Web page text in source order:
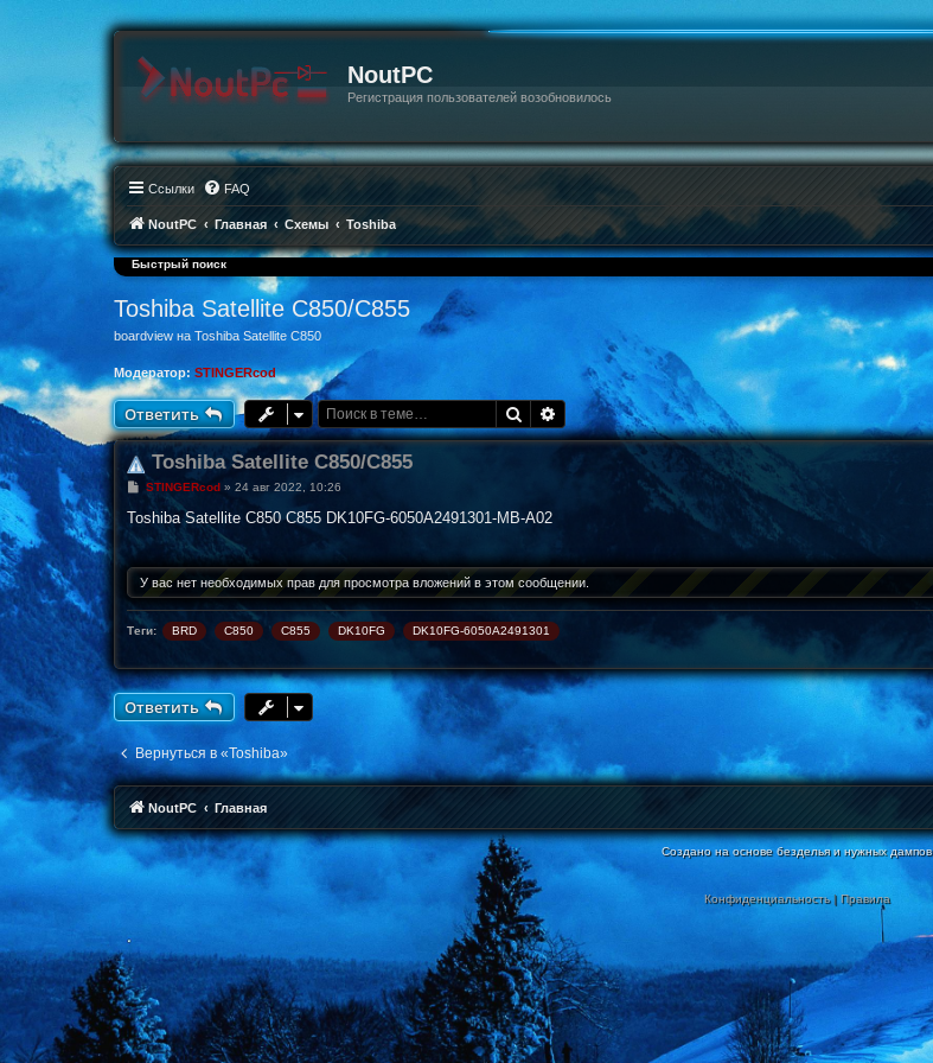
NoutPC
Регистрация пользователей возобновилось
Ссылки FAQ
NoutPC Главная Схемы Toshiba
Быстрый поиск
Toshiba Satellite C850/C855
boardview на Toshiba Satellite C850
Модератор: STINGERcod
Ответить Поиск Расширенный поиск
Toshiba Satellite C850/C855
С
о
о
щ
н
и
е
STINGERcod» 24 авг 2022, 10:26
Toshiba Satellite C850 C855 DK10FG-6050A2491301-MB-A02
У вас нет необходимых прав для просмотра вложений в этом сообщении.
Теги: BRD C850 C855 DK10FG DK10FG-6050A2491301
Ответить
Вернуться в «Toshiba»
NoutPC Главная
Создано на основе безделья и нужных дампов
Конфиденциальность| Правила